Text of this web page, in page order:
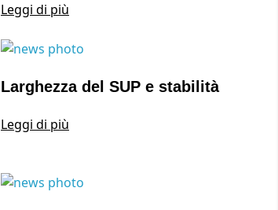
Leggi di più
Larghezza del SUP e stabilità
Leggi di più